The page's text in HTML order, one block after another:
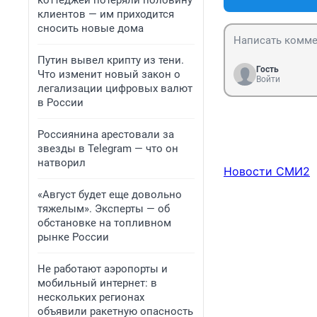
клиентов — им приходится
сносить новые дома
Путин вывел крипту из тени.
Что изменит новый закон о
легализации цифровых валют
в России
Россиянина арестовали за
звезды в Telegram — что он
натворил
«Август будет еще довольно
тяжелым». Эксперты — об
обстановке на топливном
рынке России
Не работают аэропорты и
мобильный интернет: в
нескольких регионах
объявили ракетную опасность
Гость
Войти
Новости СМИ2